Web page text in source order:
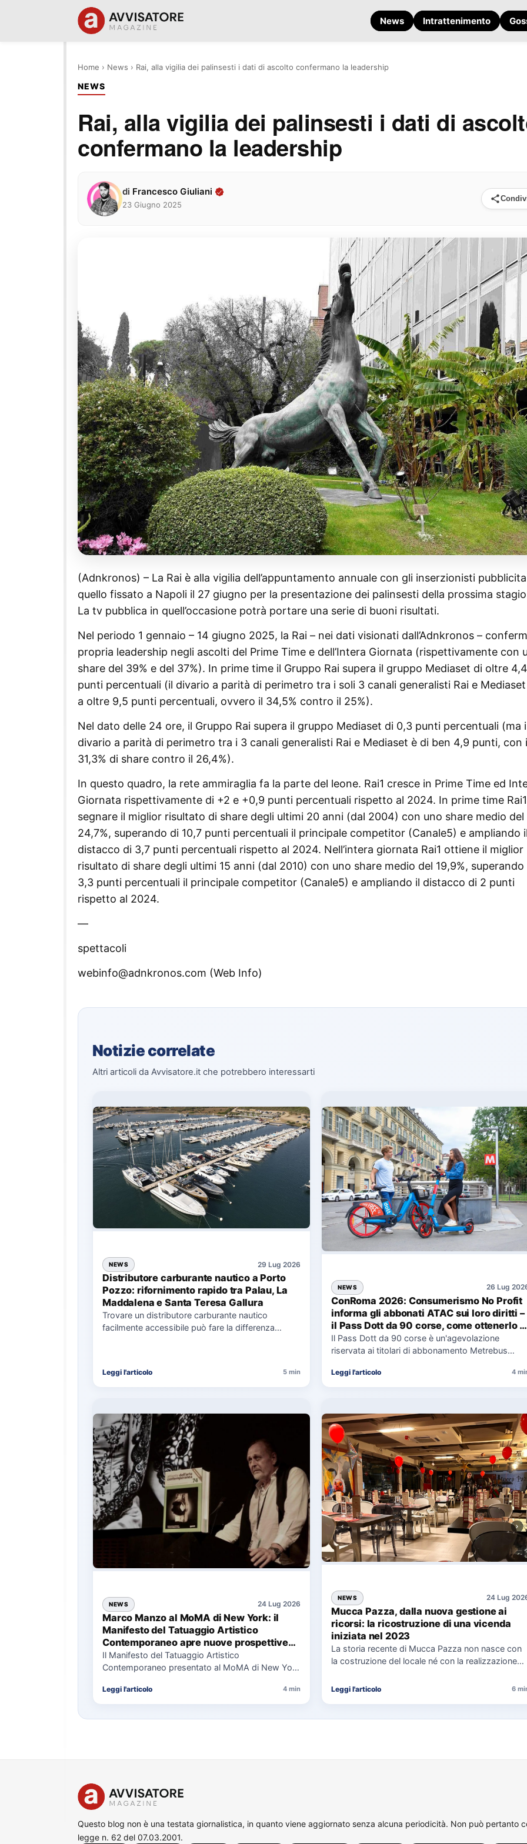
News Intrattenimento
Home › News › Rai, alla vigilia dei palinsesti i dati di ascolto confermano la leadership
NEWS
Rai, alla vigilia dei palinsesti i dati di
confermano la leadership
di Francesco Giuliani
23 Giugno 2025
(Adnkronos) – La Rai è alla vigilia dell’appuntamento annuale con gli inserzionisti
quello fissato a Napoli il 27 giugno per la presentazione dei palinsesti della prossima
La tv pubblica in quell’occasione potrà portare una serie di buoni risultati.
Nel periodo 1 gennaio – 14 giugno 2025, la Rai – nei dati visionati dall’Adnkronos –
propria leadership negli ascolti del Prime Time e dell’Intera Giornata (rispettivamente con
share del 39% e del 37%). In prime time il Gruppo Rai supera il gruppo Mediaset di oltre 4,4
punti percentuali (il divario a parità di perimetro tra i soli 3 canali generalisti Rai e
a oltre 9,5 punti percentuali, ovvero il 34,5% contro il 25%).
Nel dato delle 24 ore, il Gruppo Rai supera il gruppo Mediaset di 0,3 punti percentuali (ma
divario a parità di perimetro tra i 3 canali generalisti Rai e Mediaset è di ben 4,9 punti, con
31,3% di share contro il 26,4%).
In questo quadro, la rete ammiraglia fa la parte del leone. Rai1 cresce in Prime Time ed
Giornata rispettivamente di +2 e +0,9 punti percentuali rispetto al 2024. In prime time
segnare il miglior risultato di share degli ultimi 20 anni (dal 2004) con uno share medio del
24,7%, superando di 10,7 punti percentuali il principale competitor (Canale5) e ampliando
distacco di 3,7 punti percentuali rispetto al 2024. Nell’intera giornata Rai1 ottiene il miglior
risultato di share degli ultimi 15 anni (dal 2010) con uno share medio del 19,9%, superando
3,3 punti percentuali il principale competitor (Canale5) e ampliando il distacco di 2 punti
rispetto al 2024.
—
spettacoli
webinfo@adnkronos.com (Web Info)
Notizie correlate
Altri articoli da Avvisatore.it che potrebbero interessarti
NEWS 29 Lug 2026
Distributore carburante nautico a Porto
Pozzo: rifornimento rapido tra Palau, La
Maddalena e Santa Teresa Gallura
Trovare un distributore carburante nautico
facilmente accessibile può fare la differenza
Leggi l'articolo 5 min
NEWS 26 Lug
ConRoma 2026: Consumerismo No Profit
informa gli abbonati ATAC sui loro diritti –
il Pass Dott da 90 corse, come ottenerlo e
cosa spetta in caso di disservizi
Il Pass Dott da 90 corse è un'agevolazione
riservata ai titolari di abbonamento Metrebus
Leggi l'articolo 4
NEWS 24 Lug 2026
Marco Manzo al MoMA di New York: il
Manifesto del Tatuaggio Artistico
Contemporaneo apre nuove prospettive
per il collezionismo
Il Manifesto del Tatuaggio Artistico
Contemporaneo presentato al MoMA di New York
Leggi l'articolo 4 min
NEWS 24 Lug
Mucca Pazza, dalla nuova gestione ai
ricorsi: la ricostruzione di una vicenda
iniziata nel 2023
La storia recente di Mucca Pazza non nasce con
la costruzione del locale né con la realizzazione
Leggi l'articolo 6
Questo blog non è una testata giornalistica, in quanto viene aggiornato senza alcuna periodicità. Non può pertanto
legge n. 62 del 07.03.2001.